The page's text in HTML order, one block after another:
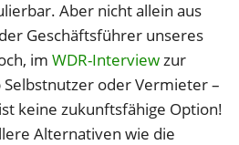
Aber nicht allein aus
Geschäftsführer unseres
im WDR-Interviewzur
oder Vermieter –
keine zukunftsfähige Option!
Alternativen wie die